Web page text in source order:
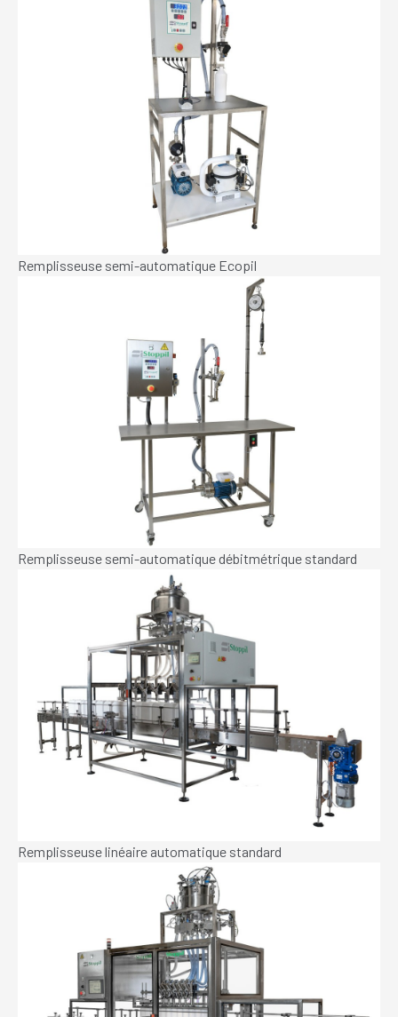
Remplisseuse semi-automatique Ecopil
Remplisseuse semi-automatique débitmétrique standard
Remplisseuse linéaire automatique standard